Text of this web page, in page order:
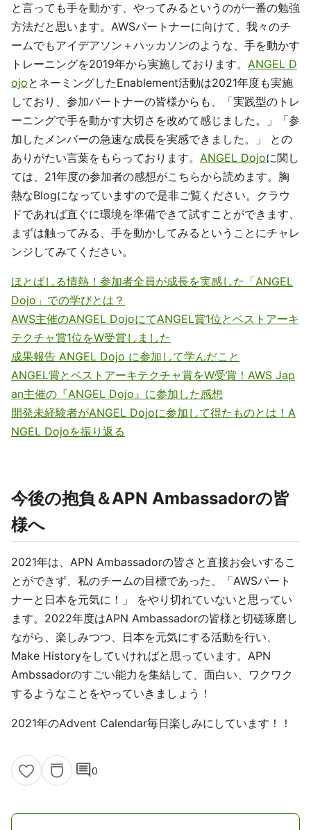
と言っても手を動かす、やってみるというのが一番の勉強
方法だと思います。AWSパートナーに向けて、我々のチ
ームでもアイデアソン＋ハッカソンのような、手を動かす
トレーニングを2019年から実施しております。 ANGEL D
ojoとネーミングしたEnablement活動は2021年度も実施
しており、参加パートナーの皆様からも、「実践型のトレ
ーニングで手を動かす大切さを改めて感じました。」「参
加したメンバーの急速な成長を実感できました。」 との
ありがたい言葉をもらっております。 ANGEL Dojoに関し
ては、21年度の参加者の感想がこちらから読めます。胸
熱なBlogになっていますので是非ご覧ください。クラウ
ドであれば直ぐに環境を準備できて試すことができます、
まずは触ってみる、手を動かしてみるということにチャレ
ンジしてみてください。
ほとばしる情熱！参加者全員が成長を実感した「ANGEL
Dojo」での学びとは？
AWS主催のANGEL DojoにてANGEL賞1位とベストアーキ
テクチャ賞1位をW受賞しました
成果報告 ANGEL Dojo に参加して学んだこと
ANGEL賞とベストアーキテクチャ賞をW受賞！AWS Jap
an主催の『ANGEL Dojo』に参加した感想
開発未経験者がANGEL Dojoに参加して得たものとは！A
NGEL Dojoを振り返る
今後の抱負＆APN Ambassadorの皆
様へ
2021年は、APN Ambassadorの皆さと直接お会いするこ
とができず、私のチームの目標であった、「AWSパート
ナーと日本を元気に！」 をやり切れていないと思ってい
ます。2022年度はAPN Ambassadorの皆様と切磋琢磨し
ながら、楽しみつつ、日本を元気にする活動を行い、
Make Historyをしていければと思っています。APN
Ambssadorのすごい能力を集結して、面白い、ワクワク
するようなことをやっていきましょう！
2021年のAdvent Calendar毎日楽しみにしています！！
comment0